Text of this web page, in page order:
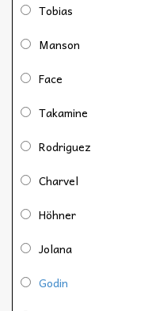
Tobias
Manson
Face
Takamine
Rodriguez
Charvel
Höhner
Jolana
Godin